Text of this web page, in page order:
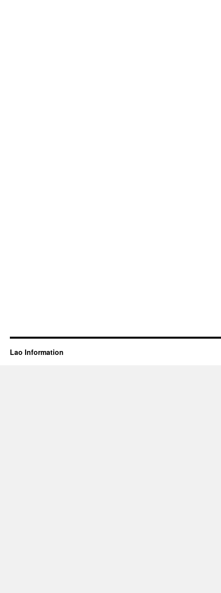
Lao Information